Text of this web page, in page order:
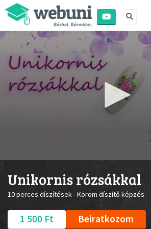
seconds
Unikornis rózsákkal
10 perces díszítések - Köröm díszítő képzés
1 500 Ft Beiratkozom